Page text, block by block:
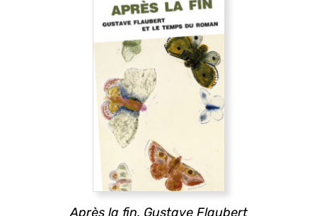
Après la fin. Gustave Flaubert